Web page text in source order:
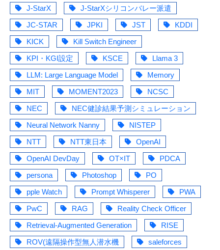
J-StarX
J-StarXシリコンバレー派遣
JC-STAR
JPKI JST
KDDI
KICK
Kill Switch Engineer
KPI・KGI設定
KSCE
Llama 3
LLM: Large Language Model
Memory
MIT
MOMENT2023
NCSC
NEC
NEC健診結果予測シミュレーション
Neural Network Nanny
NISTEP
NTT
NTT東日本
OpenAI
OpenAI DevDay
OT×IT
PDCA
persona
Photoshop
PO
pple Watch
Prompt Whisperer
PWA
PwC
RAG
Reality Check Officer
Retrieval-Augmented Generation
RISE
ROV(遠隔操作型無人潜水機
saleforces